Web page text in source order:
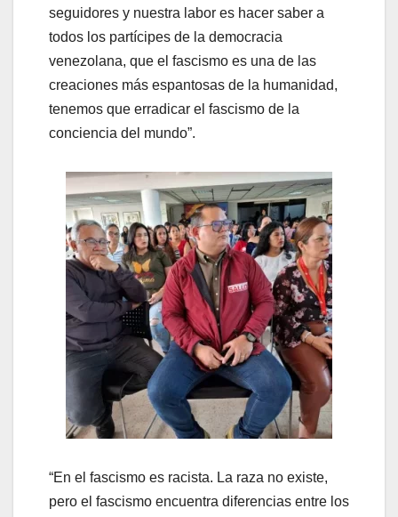
seguidores y nuestra labor es hacer saber a
todos los partícipes de la democracia
venezolana, que el fascismo es una de las
creaciones más espantosas de la humanidad,
tenemos que erradicar el fascismo de la
conciencia del mundo”.
“En el fascismo es racista. La raza no existe,
pero el fascismo encuentra diferencias entre los